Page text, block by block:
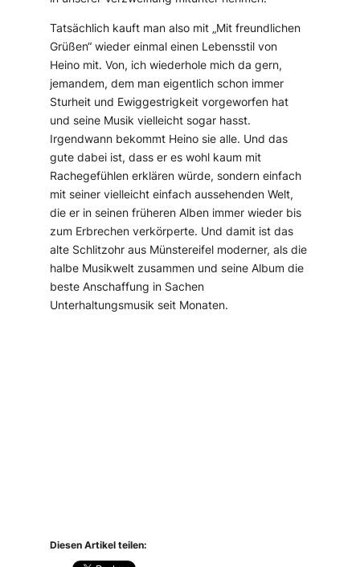
Tatsächlich kauft man also mit „Mit freundlichen
Grüßen“ wieder einmal einen Lebensstil von
Heino mit. Von, ich wiederhole mich da gern,
jemandem, dem man eigentlich schon immer
Sturheit und Ewiggestrigkeit vorgeworfen hat
und seine Musik vielleicht sogar hasst.
Irgendwann bekommt Heino sie alle. Und das
gute dabei ist, dass er es wohl kaum mit
Rachegefühlen erklären würde, sondern einfach
mit seiner vielleicht einfach aussehenden Welt,
die er in seinen früheren Alben immer wieder bis
zum Erbrechen verkörperte. Und damit ist das
alte Schlitzohr aus Münstereifel moderner, als die
halbe Musikwelt zusammen und seine Album die
beste Anschaffung in Sachen
Unterhaltungsmusik seit Monaten.
Diesen Artikel teilen: